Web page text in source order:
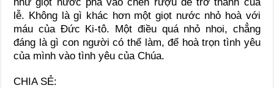
lễ. Không là gì khác hơn một giọt nước nhỏ hoà với
máu của Đức Ki-tô. Một điều quá nhỏ nhoi, chẳng
đáng là gì con người có thể làm, để hoà trọn tình yêu
của mình vào tình yêu của Chúa.
CHIA SẺ: